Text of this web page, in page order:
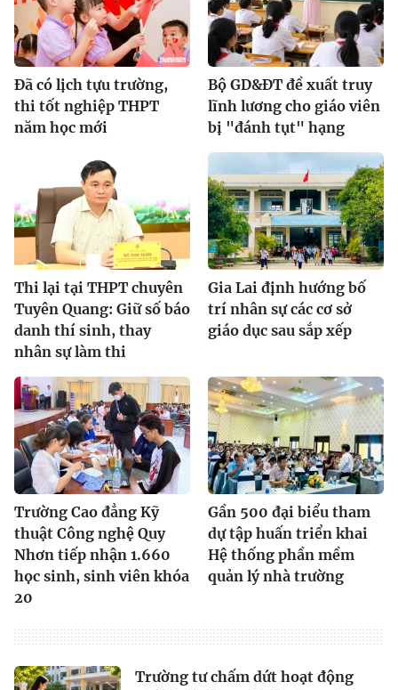
Đã có lịch tựu trường,
thi tốt nghiệp THPT
năm học mới
Bộ GD&ĐT đề xuất truy
lĩnh lương cho giáo viên
bị "đánh tụt" hạng
Thi lại tại THPT chuyên
Tuyên Quang: Giữ số báo
danh thí sinh, thay
nhân sự làm thi
Gia Lai định hướng bố
trí nhân sự các cơ sở
giáo dục sau sắp xếp
Trường Cao đẳng Kỹ
thuật Công nghệ Quy
Nhơn tiếp nhận 1.660
học sinh, sinh viên khóa
20
Gần 500 đại biểu tham
dự tập huấn triển khai
Hệ thống phần mềm
quản lý nhà trường
Trường tư chấm dứt hoạt động